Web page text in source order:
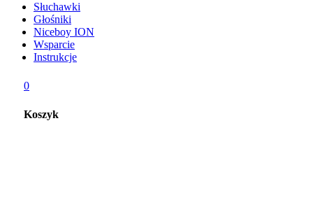
Słuchawki
Głośniki
Niceboy ION
Wsparcie
Instrukcje
0
Koszyk